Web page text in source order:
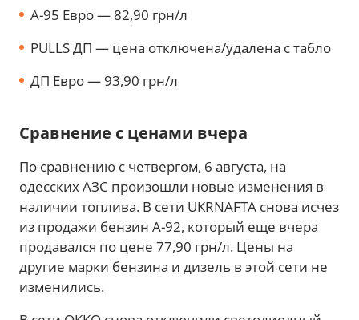
A-95 Евро — 82,90 грн/л
PULLS ДП — цена отключена/удалена с табло
ДП Евро — 93,90 грн/л
Сравнение с ценами вчера
По сравнению с четвергом, 6 августа, на
одесских АЗС произошли новые изменения в
наличии топлива. В сети UKRNAFTA снова исчез
из продажи бензин А-92, который еще вчера
продавался по цене 77,90 грн/л. Цены на
другие марки бензина и дизель в этой сети не
изменились.